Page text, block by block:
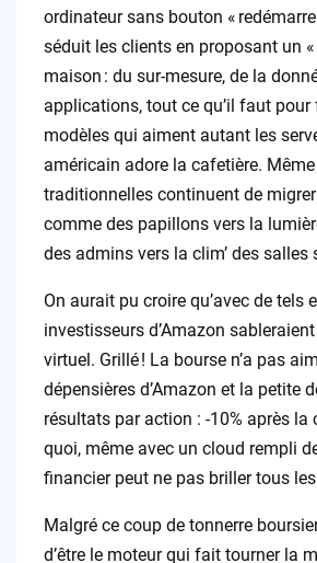
ordinateur sans bouton «
séduit les clients en proposant un «
maison : du sur-mesure, de la
applications, tout ce qu’il faut pour
modèles qui aiment autant les
américain adore la cafetière.
traditionnelles continuent de
comme des papillons vers la
des admins vers la clim’ des salles
On aurait pu croire qu’avec de tels
investisseurs d’Amazon
virtuel. Grillé ! La bourse n’a pas
dépensières d’Amazon et la petite
résultats par action : -10% après la
quoi, même avec un cloud rempli
financier peut ne pas briller tous
Malgré ce coup de tonnerre
d’être le moteur qui fait tourner la